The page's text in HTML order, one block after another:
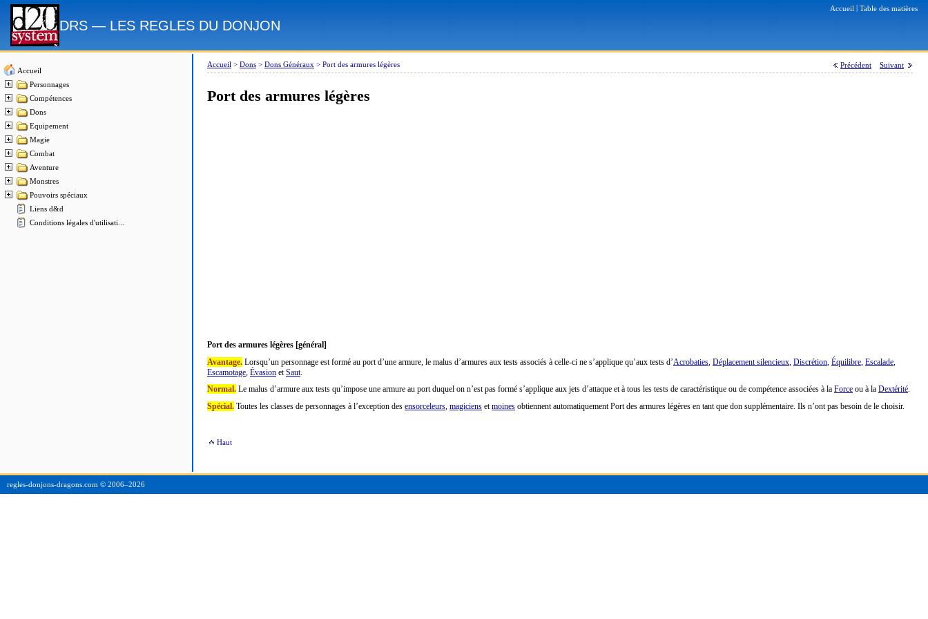
Accueil Table des matières
DRS — LES REGLES DU DONJON
Accueil
Personnages
Compétences
Dons
Equipement
Magie
Combat
Aventure
Monstres
Pouvoirs spéciaux
Liens d&d
Conditions légales d'utilisati...
Accueil > Dons > Dons Généraux > Port des armures légères Précédent Suivant
Port des armures légères
Port des armures légères [général]
Avantage. Lorsqu’un personnage est formé au port d’une armure, le malus d’armures aux tests associés à celle-ci ne s’applique qu’aux tests d’Acrobaties Déplacement silencieux Discrétion Équilibre Escalade
Escamotage Évasion et Saut
Normal. Le malus d’armure aux tests qu’impose une armure au port duquel on n’est pas formé s’applique aux jets d’attaque et à tous les tests de caractéristique ou de compétence associées à la Force ou à la Dextérité.
Spécial. Toutes les classes de personnages à l’exception des ensorceleurs, magiciens etmoines obtiennent automatiquement Port des armures légères en tant que don supplémentaire. Ils n’ont pas besoin de le choisir.
Haut
regles-donjons-dragons.com © 2006–2026